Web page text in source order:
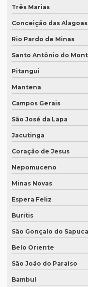
Empresas de transcrição
Equipamento para
Equipamento de
Equipamento tradução
Equipamentos para
Equipamentos
Equipamentos de
Interpretação simultânea
Intérprete alemão
Intérprete chinês
Intérprete consecutivo
Intérprete de coreano em
Intérprete de espanhol
Intérprete de espanhol
Intérprete de espanhol
Intérprete de espanhol
Três Marias
Conceição das Alagoas
Rio Pardo de Minas
Santo Antônio do
Pitangui
Mantena
Campos Gerais
São José da Lapa
Jacutinga
Coração de Jesus
Nepomuceno
Minas Novas
Espera Feliz
Buritis
São Gonçalo do
Belo Oriente
São João do Paraíso
Bambuí